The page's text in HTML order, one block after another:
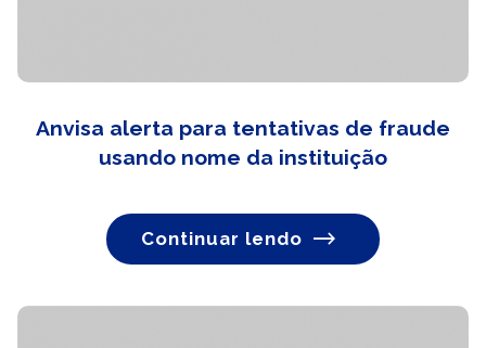
Anvisa alerta para tentativas de fraude
usando nome da instituição
Continuar lendo